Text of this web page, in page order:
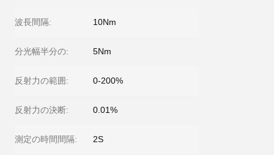
波長間隔: 10Nm
分光幅半分の: 5Nm
反射力の範囲: 0-200%
反射力の決断: 0.01%
測定の時間間隔: 2S